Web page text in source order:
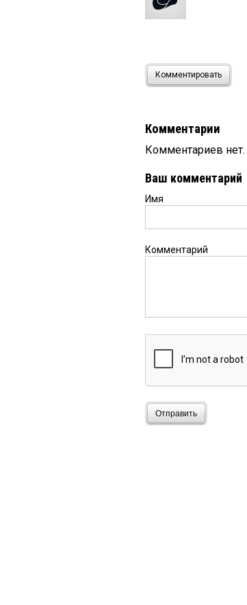
Комментировать
Комментарии
Комментариев нет.
Ваш комментарий
Имя
Комментарий
Отправить